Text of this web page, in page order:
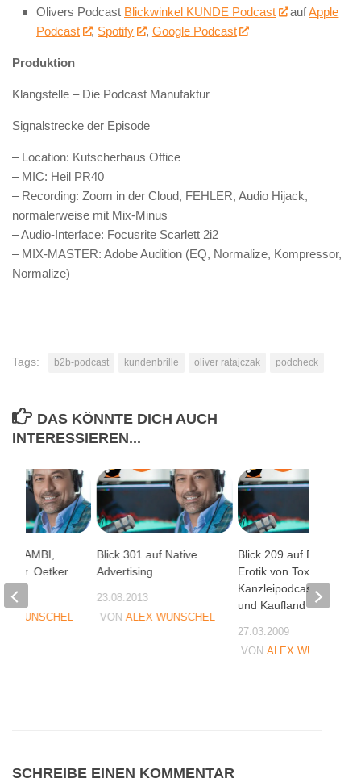
Olivers Podcast Blickwinkel KUNDE Podcast aufApple
Podcast
, Spotify , Google Podcast
Produktion
Klangstelle – Die Podcast Manufaktur
Signalstrecke der Episode
– Location: Kutscherhaus Office
– MIC: Heil PR40
– Recording: Zoom in der Cloud, FEHLER, Audio Hijack,
normalerweise mit Mix-Minus
– Audio-Interface: Focusrite Scarlett 2i2
– MIX-MASTER: Adobe Audition (EQ, Normalize, Kompressor,
Normalize)
Tags: b2b-podcast kundenbrille oliver ratajczak podcheck
DAS KÖNNTE DICH AUCH
INTERESSIEREN...
Blick 301 auf Native
Advertising
23.08.2013
VON ALEX WUNSCHEL
Blick 209 auf Dübel-
Erotik von Tox, den
Kanzleipodcast, Pepsi
und Kaufland
27.03.2009
VONALEX WUNSCHEL
BAMBI,
Dr. Oetker
WUNSCHEL
SCHREIBE EINEN KOMMENTAR